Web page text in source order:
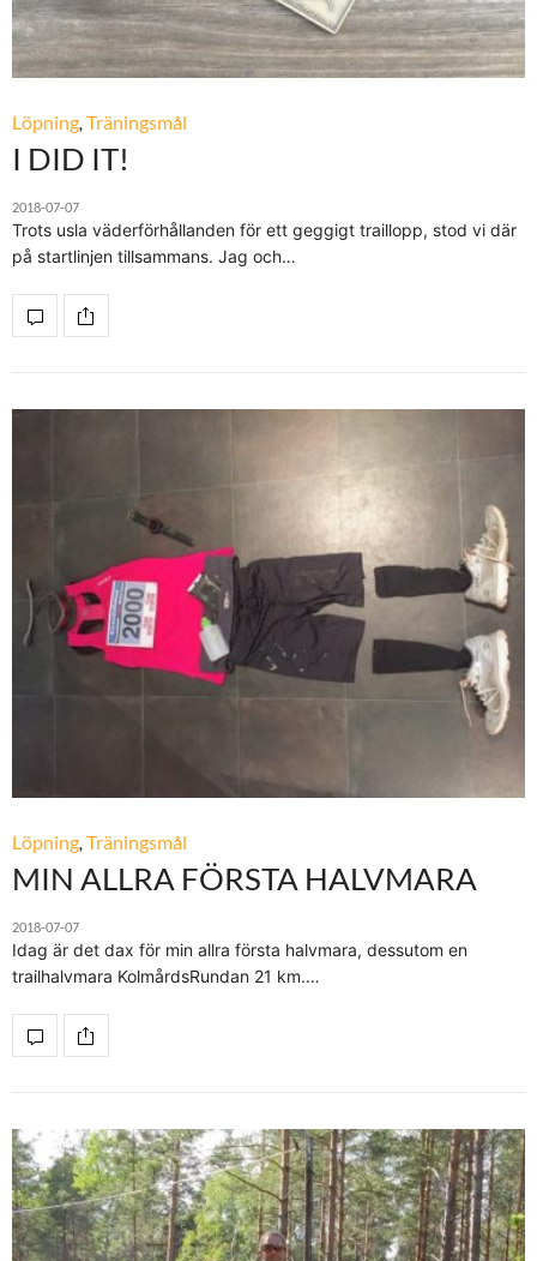
Löpning,Träningsmål
I DID IT!
2018-07-07
Trots usla väderförhållanden för ett geggigt traillopp, stod vi där
på startlinjen tillsammans. Jag och…
Löpning,Träningsmål
MIN ALLRA FÖRSTA HALVMARA
2018-07-07
Idag är det dax för min allra första halvmara, dessutom en
trailhalvmara KolmårdsRundan 21 km.…